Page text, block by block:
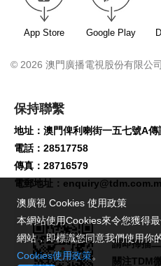
App Store Google Play
© 2026 澳門廣播電視股份有限公
保持聯繫
地址：澳門俾利喇街一五七號A
電話：28517758
傳真：28716579
電郵地址：
請即掃描
關注TDM
澳廣視 Cookies 使用政策
本網站使用Cookies來令您獲得
網站，即標識您同意我們使用你
Cookies使用政策。